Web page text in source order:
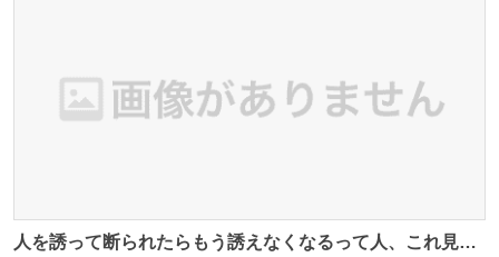
人を誘って断られたらもう誘えなくなるって人、これ見て